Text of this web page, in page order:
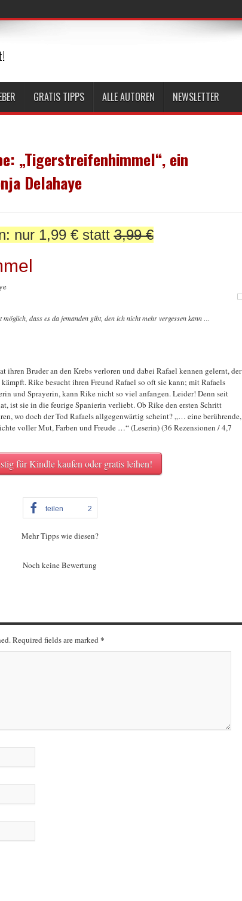
GRATIS TIPPS ALLE AUTOREN NEWSLETTER
„Tigerstreifenhimmel“, ein
Delahaye
nur 1,99 € statt3,99 €
möglich, dass es da jemanden gibt, den ich nicht mehr vergessen kann …
ihren Bruder an den Krebs verloren und dabei Rafael kennen gelernt, der
Rike besucht ihren Freund Rafael so oft sie kann; mit Rafaels
und Sprayerin, kann Rike nicht so viel anfangen. Leider! Denn seit
ist sie in die feurige Spanierin verliebt. Ob Rike den ersten Schritt
wo doch der Tod Rafaels allgegenwärtig scheint? „… eine berührende,
voller Mut, Farben und Freude …“ (Leserin) (36 Rezensionen / 4,7
für Kindle kaufen oder gratis leihen!
teilen 2
Mehr Tipps wie diesen?
Noch keine Bewertung
Required fields are marked *